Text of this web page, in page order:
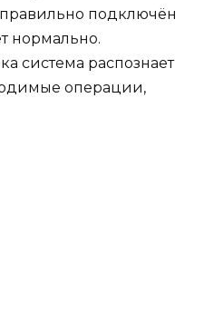
правильно подключён
нормально.
система распознает
операции,